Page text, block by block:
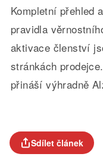
Kompletní přehled
pravidla
aktivace členství
stránkách
přináší výhradně
Sdílet článek